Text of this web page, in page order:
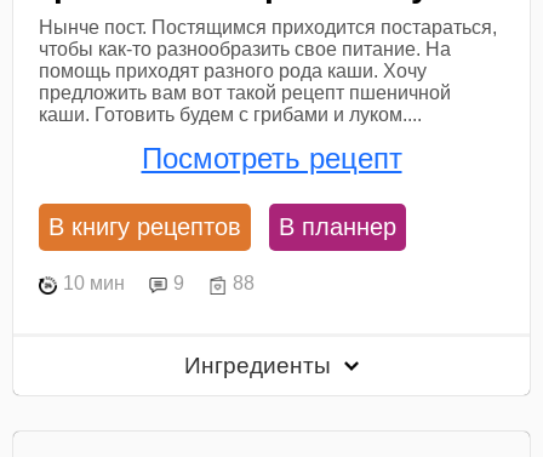
Нынче пост. Постящимся приходится постараться,
чтобы как-то разнообразить свое питание. На
помощь приходят разного рода каши. Хочу
предложить вам вот такой рецепт пшеничной
каши. Готовить будем с грибами и луком....
Посмотреть рецепт
В книгу рецептов В планнер
10 мин 9 88
Ингредиенты